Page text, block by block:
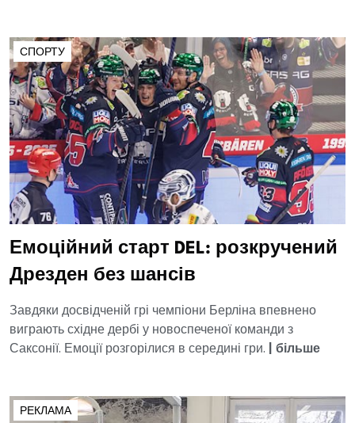
СПОРТУ
Емоційний старт DEL: розкручений
Дрезден без шансів
Завдяки досвідченій грі чемпіони Берліна впевнено
виграють східне дербі у новоспеченої команди з
Саксонії. Емоції розгорілися в середині гри. | більше
РЕКЛАМА